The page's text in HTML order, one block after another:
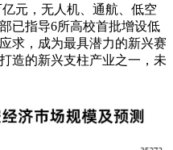
亿元，无人机、通航、低空
已指导6所高校首批增设低
求，成为最具潜力的新兴赛
造的新兴支柱产业之一，未